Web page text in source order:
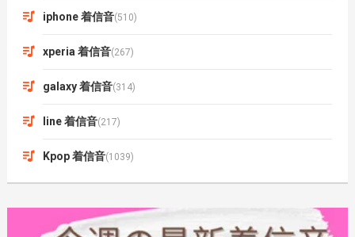
iphone 着信音(510)
xperia 着信音(267)
galaxy 着信音(314)
line 着信音(217)
Kpop 着信音(1039)